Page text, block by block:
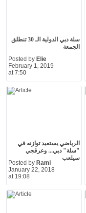
سلة دبي الدولية الـ 30 تنطلق
الجمعة
Posted by Elie
February 1, 2019
at 7:50
الرياضي يستعيد توازنه في
"سلة" دبي... وعرقجي
سيلعب
Posted by Rami
January 22, 2018
at 19:08